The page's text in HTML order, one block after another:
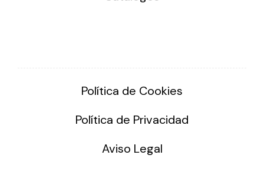
Política de Cookies
Política de Privacidad
Aviso Legal